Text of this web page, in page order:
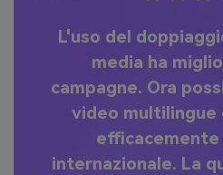
L'uso del
media ha
campagne. Ora
video multilingue
efficacemente
internazionale. La